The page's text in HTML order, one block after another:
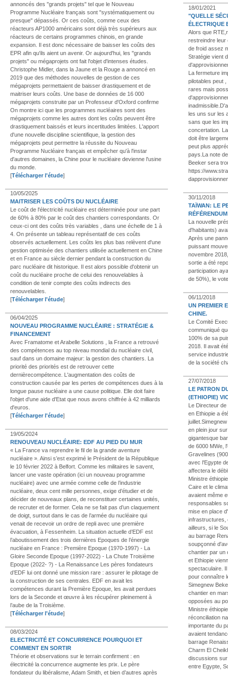
annoncés des "grands projets" tel que le Nouveau
Programme Nucléaire français sont "systématiquement ou
presque" dépassés. Or ces coûts, comme ceux des
réacteurs AP1000 américains sont déjà très supérieurs aux
réacteurs de certains programmes chinois, en grande
expansion. Il est donc nécessaire de baisser les coûts des
EPR afin qu'ils aient un avenir. Or aujourd'hui, les "grands
projets" ou mégaprojets ont fait l'objet d'intenses études.
Christophe Midler, dans la Jaune et la Rouge a annoncé en
2019 que des méthodes nouvelles de gestion de ces
mégaprojets permettaient de baisser drastiquement et de
maitriser leurs coûts. Une base de données de 16 000
mégaprojets construite par un Professeur d'Oxford confirme
On montre ici que les programmes nucléaires sont des
mégaprojets comme les autres dont les coûts peuvent être
drastiquement baissés et leurs incertitudes limitées. L'apport
d'une nouvelle discipline scientifique, la gestion des
mégaprojets peut permettre la réussite du Nouveau
Programme Nucléaire français et empêcher qu'à l'instar
d'autres domaines, la Chine pour le nucléaire devienne l'usine
du monde.
[Télécharger l'étude]
10/05/2025
MAITRISER LES COÛTS DU NUCLÉAIRE
Le coût de l'électricité nucléaire est déterminée pour une part
de 60% à 80% par le coût des chantiers correspondants. Or
ceux-ci ont des coûts très variables , dans une échelle de 1 à
4. On présente un tableau représentatif de ces coûts
observés actuellement. Les coûts les plus bas relèvent d'une
gestion optimisée des chantiers utilisée actuellement en Chine
et en France au siècle dernier pendant la construction du
parc nucléaire dit historique. Il est alors possible d'obtenir un
coût du nucléaire proche de celui des renouvelables à
condition de tenir compte des coûts indirects des
renouvelables.
[Télécharger l'étude]
06/04/2025
NOUVEAU PROGRAMME NUCLÉAIRE : STRATÉGIE &
FINANCEMENT
Avec Framatome et Arabelle Solutions , la France a retrouvé
des compétences au top niveau mondial du nucléaire civil,
sauf dans un domaine majeur: la gestion des chantiers. La
priorité des priorités est de retrouver cette
dernièrecompétence. L'augmentation des coûts de
construction causée par les pertes de compétences dues à la
longue pause nucléaire a une cause politique. Elle doit faire
l'objet d'une aide d'Etat que nous avons chiffrée à 42 milliards
d'euros.
[Télécharger l'étude]
19/05/2024
RENOUVEAU NUCLÉAIRE: EDF AU PIED DU MUR
« La France va reprendre le fil de la grande aventure
nucléaire ». Ainsi s’est exprimé le Président de la République
le 10 février 2022 à Belfort. Comme les militaires le savent,
lancer une vaste opération (ici un nouveau programme
nucléaire) avec une armée comme celle de l’industrie
nucléaire, deux cent mille personnes, exige d’étudier et de
décider de nouveaux plans, de reconstituer certaines unités,
de recruter et de former. Cela ne se fait pas d’un claquement
de doigt, surtout dans le cas de l’armée du nucléaire qui
venait de recevoir un ordre de repli avec une première
évacuation, à Fessenheim. La situation actuelle d’EDF est
l’aboutissement des trois dernières Epoques de l’énergie
nucléaire en France : Première Epoque (1970-1997) - La
Gloire Seconde Epoque (1997-2022) - La Chute Troisième
Epoque (2022- ?) - La Renaissance Les pères fondateurs
d’EDF lui ont donné une mission rare : assurer le pilotage de
la construction de ses centrales. EDF en avait les
compétences durant la Première Epoque, les avait perdues
lors de la Seconde et œuvre à les récupérer pleinement à
l’aube de la Troisième.
[Télécharger l'étude]
08/03/2024
ELECTRICITÉ ET CONCURRENCE POURQUOI ET
COMMENT EN SORTIR
Théorie et observations sur le terrain confirment : en
électricité la concurrence augmente les prix. Le père
fondateur du libéralisme, Adam Smith, et bien d’autres après
18/01/2021
"QUELLE
ÉLECTRIQUE
Alors que
restreindre leur
de froid assez
Stratégie vient
La fermeture
pilotables peut
rares mais
les uns sur les
sans que les
concertation.
doit être
peut plus
pays.La note
Beeker sera
https://
30/11/2018
TAÏWAN: LE
La nouvelle
d'habitants)
Après une
puissant
novembre
sortie a été
participation
de 50%), le
06/11/2018
UN PREMIER
CHINE.
Le Comité
communiqué
100% de sa
2018. Il avait
service
de la société
27/07/2018
LE PATRON
(ETHIOPIE)
Le Directeur
en Ethiopie a
en plein jour
gigantesque
de 6000 MWe,
Gravelines
avec l'Egypte
affectera le
Ministre
Caire et le
avaient même
responsables
mise en place
infrastructures,
ailleurs, si le
au barrage
soupçonné
chantier par un
et Ethiopie
spectaculaire.
pour connaître
Simegnew
chantier en
opposées au
Ministre
réconciliation
importante du
avaient
barrage
Charm El
discussions
entre Egypte,